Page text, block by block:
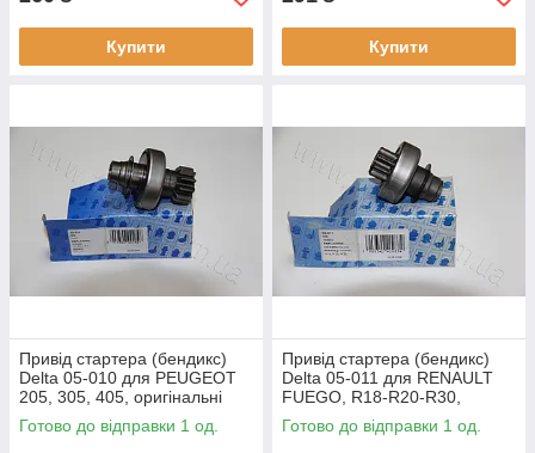
Купити Купити
Привід стартера (бендикс)
Delta 05-010 для PEUGEOT
205, 305, 405, оригінальні
номери: 180826, 1581,
132021
Готово до відправки 1 од.
Привід стартера (бендикс)
Delta 05-011 для RENAULT
FUEGO, R18-R20-R30,
оригінальні номери: 104972,
1532, 132206
Готово до відправки 1 од.